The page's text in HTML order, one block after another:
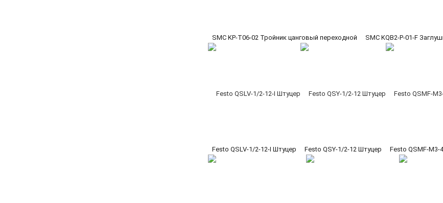
SMC KP-T06-02 Тройник цанговый переходной SMC KQB2-P-01-F
Festo QSLV-1/2-12-I Штуцер Festo QSY-1/2-12 Штуцер Festo QSMF-M3-